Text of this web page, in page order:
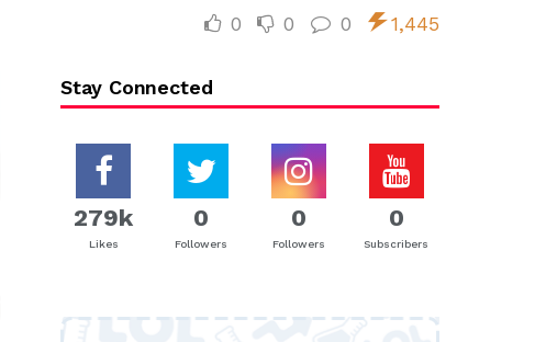
0 0 0 1,445
Stay Connected
279k
Likes
0
Followers
0
Followers
0
Subscribers